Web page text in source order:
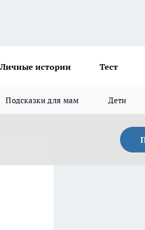
Личные истории Тест
Подсказки для мам Дети